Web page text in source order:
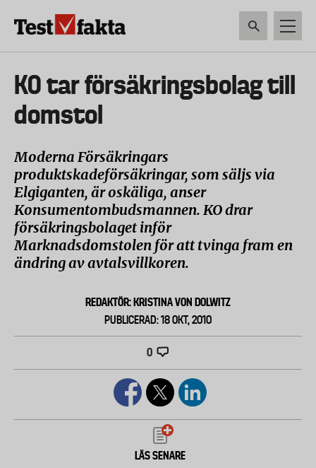
Huvudmeny
ny
KO tar försäkringsbolag till
domstol
Moderna Försäkringars
produktskadeförsäkringar, som säljs via
Elgiganten, är oskäliga, anser
Konsumentombudsmannen. KO drar
försäkringsbolaget inför
Marknadsdomstolen för att tvinga fram en
ändring av avtalsvillkoren.
REDAKTÖR: KRISTINA VON DOLWITZ
PUBLICERAD: 18 OKT, 2010
0
LÄS SENARE